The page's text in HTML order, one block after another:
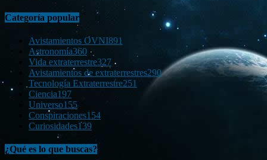
Categoría popular
Avistamientos OVNI891
Astronomía360
Vida extraterrestre327
Avistamientos de extraterrestres290
Tecnología Extraterrestre251
Ciencia197
Universo155
Conspiraciones154
Curiosidades139
¿Qué es lo que buscas?